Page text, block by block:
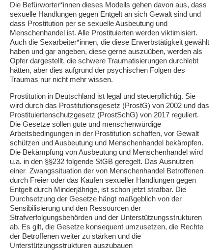
Die Befürworter*innen dieses Modells gehen davon aus, dass
sexuelle Handlungen gegen Entgelt an sich Gewalt sind und
dass Prostitution per se sexuelle Ausbeutung und
Menschenhandel ist. Alle Prostituierten werden viktimisiert.
Auch die Sexarbeiter*innen, die diese Erwerbstätigkeit gewählt
haben und gar angeben, diese gerne auszuüben, werden als
Opfer dargestellt, die schwere Traumatisierungen durchlebt
hätten, aber dies aufgrund der psychischen Folgen des
Traumas nur nicht mehr wissen.
Prostitution in Deutschland ist legal und steuerpflichtig. Sie
wird durch das Prostitutionsgesetz (ProstG) von 2002 und das
Prostituiertenschutzgesetz (ProstSchG) von 2017 reguliert.
Die Gesetze sollen gute und menschenwürdige
Arbeitsbedingungen in der Prostitution schaffen, vor Gewalt
schützen und Ausbeutung und Menschenhandel bekämpfen.
Die Bekämpfung von Ausbeutung und Menschenhandel wird
u.a. in den §§232 folgende StGB geregelt. Das Ausnutzen
einer Zwangssituation der von Menschenhandel Betroffenen
durch Freier oder das Kaufen sexueller Handlungen gegen
Entgelt durch Minderjährige, ist schon jetzt strafbar. Die
Durchsetzung der Gesetze hängt maßgeblich von der
Sensibilisierung und den Ressourcen der
Strafverfolgungsbehörden und der Unterstützungsstrukturen
ab. Es gilt, die Gesetze konsequent umzusetzen, die Rechte
der Betroffenen weiter zu stärken und die
Unterstützungsstrukturen auszubauen